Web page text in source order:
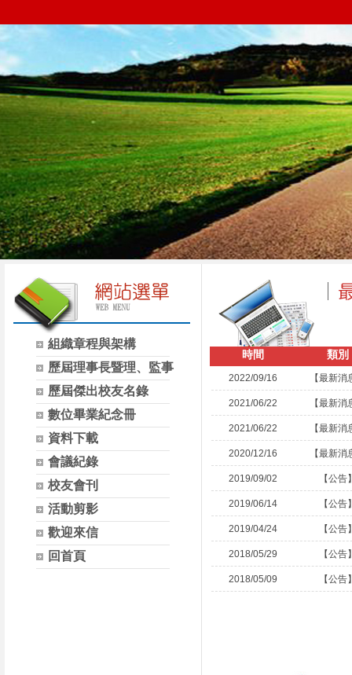
組織章程與架構
歷屆理事長暨理、監事
歷屆傑出校友名錄
數位畢業紀念冊
資料下載
會議紀錄
校友會刊
活動剪影
歡迎來信
回首頁
時間 類別
2022/09/16 【最新消
2021/06/22 【最新消
2021/06/22 【最新消
2020/12/16 【最新消
2019/09/02 【公告
2019/06/14 【公告
2019/04/24 【公告
2018/05/29 【公告
2018/05/09 【公告